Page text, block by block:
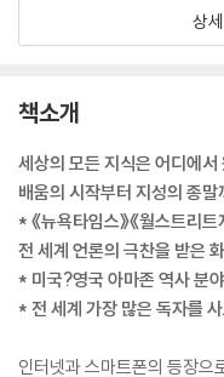
상
책소개
세상의 모든 지식은 어디에서
배움의 시작부터 지성의 종
* 《뉴욕타임스》《월스트리트
전 세계 언론의 극찬을 받은
* 미국?영국 아마존 역사 분
* 전 세계 가장 많은 독자를
인터넷과 스마트폰의 등장으